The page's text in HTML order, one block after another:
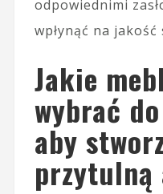
odpowiednimi
wpłynąć na jakość
Jakie
wybrać
aby
przytulną